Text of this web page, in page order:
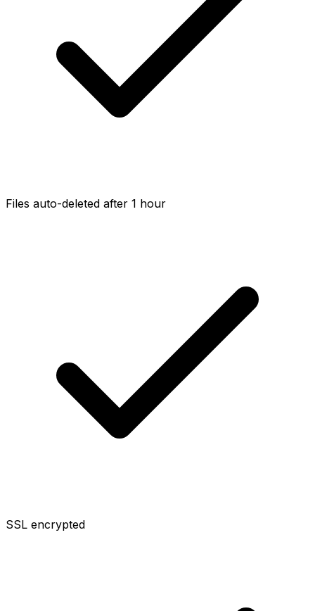
Files auto-deleted after 1 hour
SSL encrypted